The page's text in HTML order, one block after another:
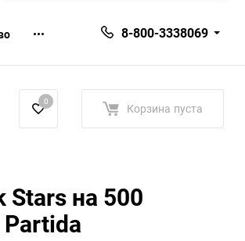
8-800-3338069
0 Корзина пуста
Stars на 500